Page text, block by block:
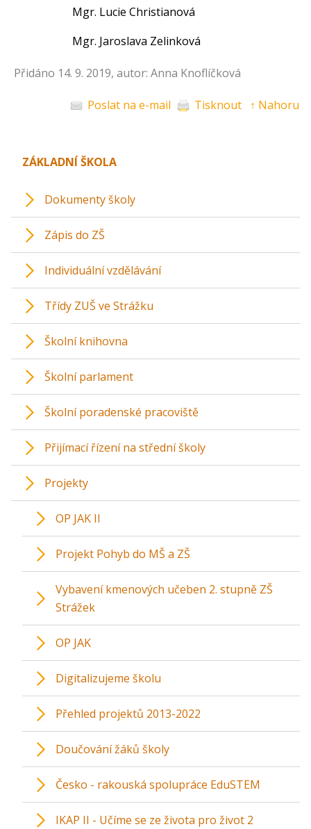
Mgr. Lucie Christianová
Mgr. Jaroslava Zelinková
Přidáno 14. 9. 2019, autor: Anna Knoflíčková
Poslat na e-mail Tisknout ↑ Nahoru
ZÁKLADNÍ ŠKOLA
Dokumenty školy
Zápis do ZŠ
Individuální vzdělávání
Třídy ZUŠ ve Strážku
Školní knihovna
Školní parlament
Školní poradenské pracoviště
Přijímací řízení na střední školy
Projekty
OP JAK II
Projekt Pohyb do MŠ a ZŠ
Vybavení kmenových učeben 2. stupně ZŠ
Strážek
OP JAK
Digitalizujeme školu
Přehled projektů 2013-2022
Doučování žáků školy
Česko - rakouská spolupráce EduSTEM
IKAP II - Učíme se ze života pro život 2